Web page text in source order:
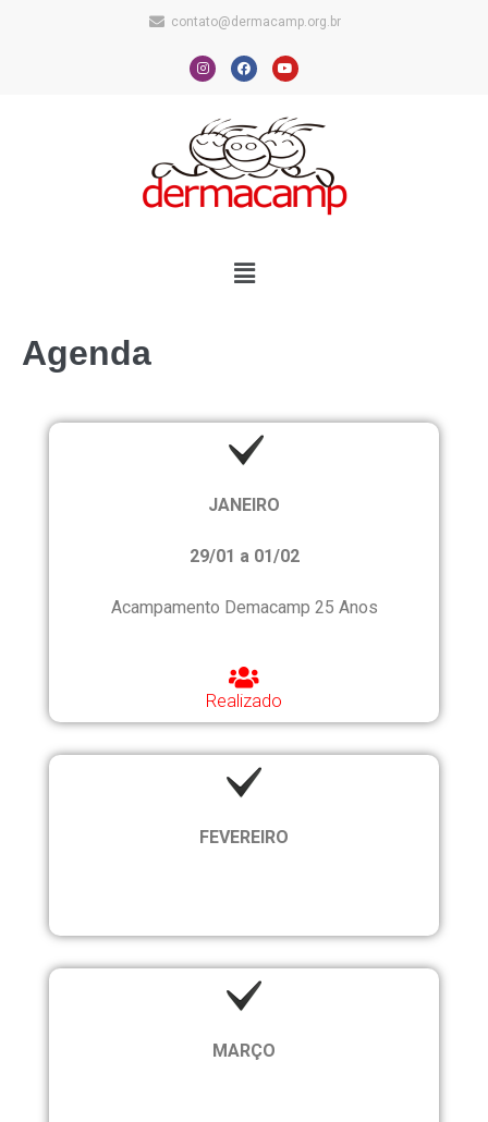
contato@dermacamp.org.br
Agenda
JANEIRO
29/01 a 01/02
Acampamento Demacamp 25 Anos
Realizado
FEVEREIRO
MARÇO